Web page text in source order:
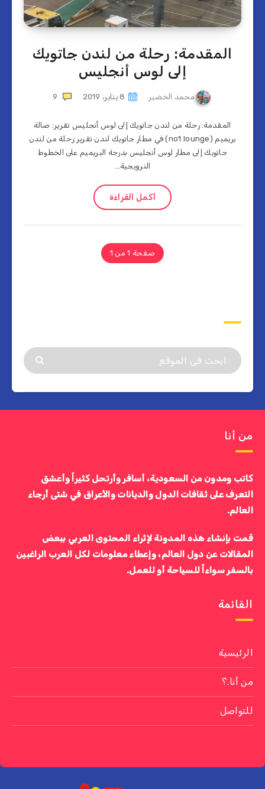
المقدمة: رحلة من لندن جاتويك
إلى لوس أنجليس
محمد الخضير 8 يناير، 2019 9
المقدمة: رحلة من لندن جاتويك إلى لوس أنجليس تقرير: صالة
بريميم (no1 lounge) في مطار جاتويك لندن تقرير:رحلة من لندن
جاتويك إلى مطار لوس أنجليس بدرجة البريميم على الخطوط
النرويجية…
أكمل القراءة
صفحة 1 من 1
من أنا
كاتب ومدون من السعودية، أسافر وأرتحل كثيراً وأعشق
التعرف على ثقافات الدول والديانات والأعراق في شتى أرجاء
العالم.
قمت بإنشاء هذه المدونة لإثراء المحتوى العربي ببعض
المقالات عن دول العالم، وإعطاء معلومات لكل العرب الراغبين
بالسفر سواءاً للسياحة أو للعمل.
القائمة
الرئيسية
من أنا.؟
للتواصل